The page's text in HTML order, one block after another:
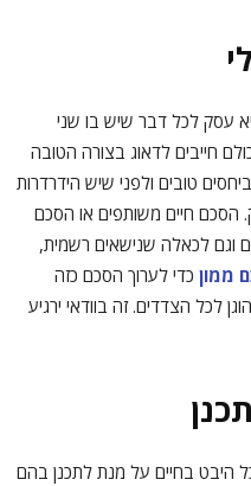
עסק לכל דבר שיש בו שני
חייבים לדאוג בצורה הטובה
טובים ולפני שיש הידרדרות
הסכם חיים משותפים או הסכם
וגם לכאלה שנישאים רשמית,
ממון כדי לערוך הסכם כזה
לכל הצדדים. זה בוודאי ירגיע
היבט בחיים על מנת לתכנן בהם